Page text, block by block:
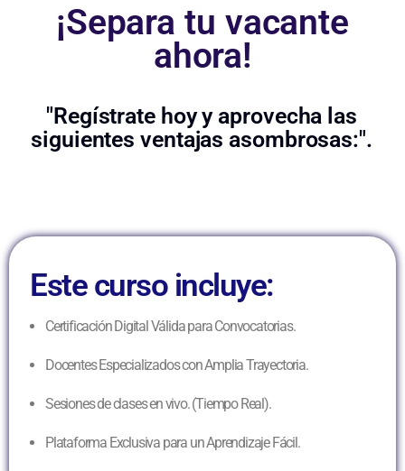
¡Separa tu vacante
ahora!
"Regístrate hoy y aprovecha las
siguientes ventajas asombrosas:".
Este curso incluye:
Certificación Digital Válida para Convocatorias.
Docentes Especializados con Amplia Trayectoria.
Sesiones de clases en vivo. (Tiempo Real).
Plataforma Exclusiva para un Aprendizaje Fácil.